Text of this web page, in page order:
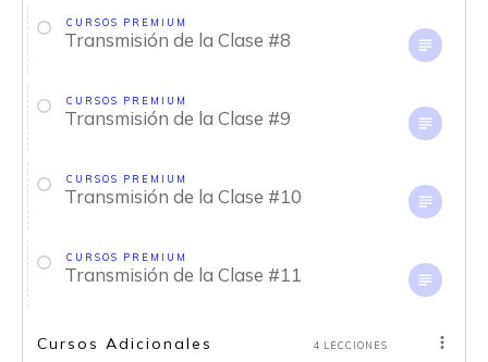
CURSOS PREMIUM
Transmisión de la Clase #8
CURSOS PREMIUM
Transmisión de la Clase #9
CURSOS PREMIUM
Transmisión de la Clase #10
CURSOS PREMIUM
Transmisión de la Clase #11
Cursos Adicionales 4 LECCIONES